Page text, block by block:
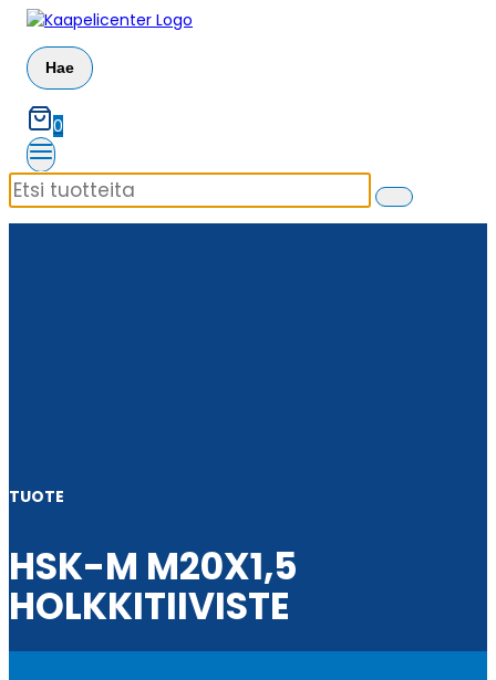
Siirry
sisältöön
Hae
0
TUOTE
HSK-M M20X1,5
HOLKKITIIVISTE